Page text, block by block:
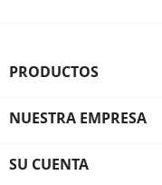
PRODUCTOS
NUESTRA EMPRESA
SU CUENTA